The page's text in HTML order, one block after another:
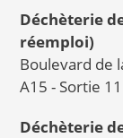
Déchèterie
réemploi)
Boulevard de
A15 - Sortie 11
Déchèterie